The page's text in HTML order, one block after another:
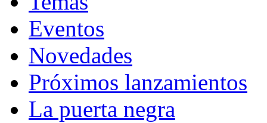
Eventos
Novedades
Próximos lanzamientos
La puerta negra